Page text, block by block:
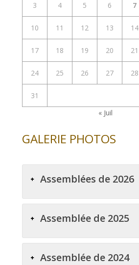
3 4 5 6 7
10 11 12 13 14
17 18 19 20 21
24 25 26 27 28
31
« Juil
GALERIE PHOTOS
Assemblées de 2026
Assemblée de 2025
Assemblée de 2024